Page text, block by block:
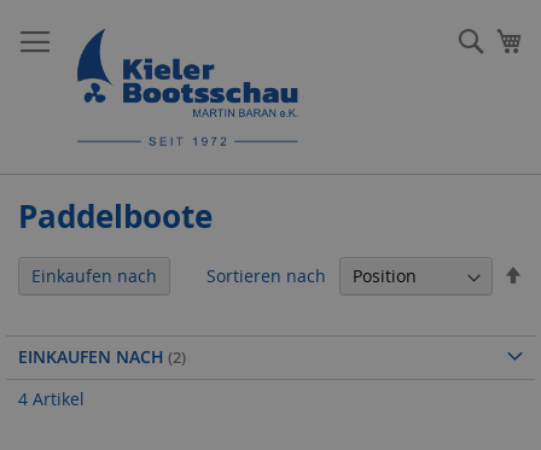
zum
Inhalt
Paddelboote
4 Artikel
Sortieren nach
Einkaufen nach
EINKAUFEN NACH